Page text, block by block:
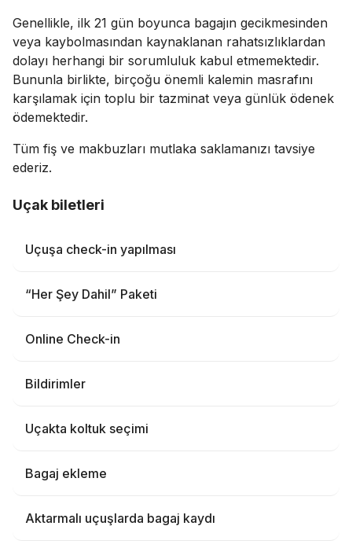
Genellikle, ilk 21 gün boyunca bagajın gecikmesinden
veya kaybolmasından kaynaklanan rahatsızlıklardan
dolayı herhangi bir sorumluluk kabul etmemektedir.
Bununla birlikte, birçoğu önemli kalemin masrafını
karşılamak için toplu bir tazminat veya günlük ödenek
ödemektedir.
Tüm fiş ve makbuzları mutlaka saklamanızı tavsiye
ederiz.
Uçak biletleri
Uçuşa check-in yapılması
“Her Şey Dahil” Paketi
Online Check-in
Bildirimler
Uçakta koltuk seçimi
Bagaj ekleme
Aktarmalı uçuşlarda bagaj kaydı